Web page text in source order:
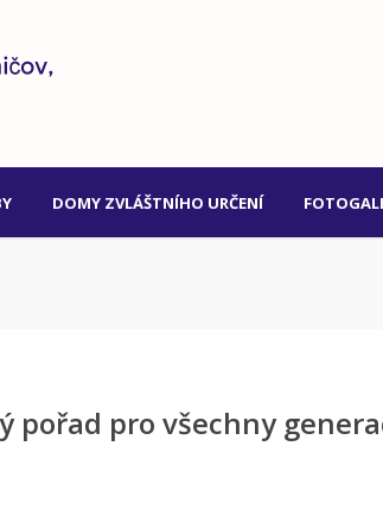
DOMY ZVLÁŠTNÍHO URČENÍ
pořad pro všechny